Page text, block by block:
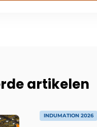
artikelen
INDUMATION 2026